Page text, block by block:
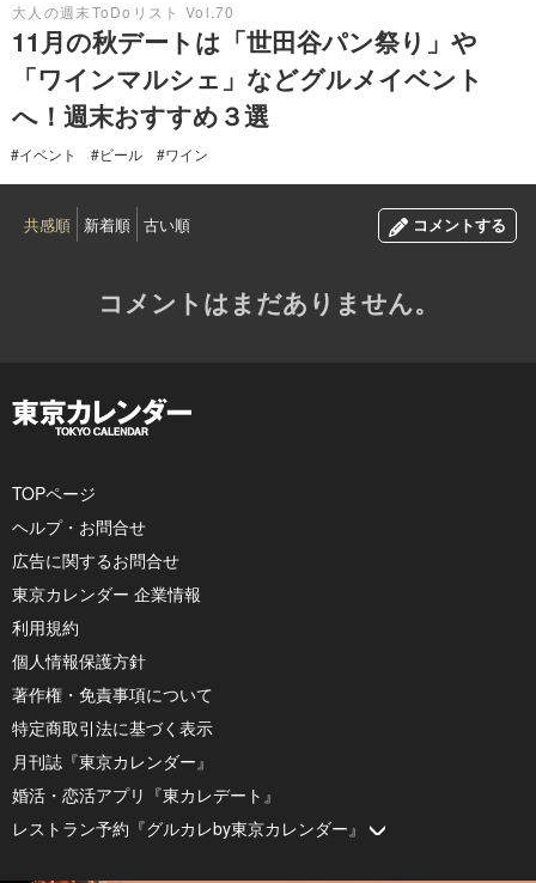
大人の週末ToDoリスト Vol.70
11月の秋デートは「世田谷パン祭り」や
「ワインマルシェ」などグルメイベント
へ！週末おすすめ３選
#イベント #ビール #ワイン
共感順 新着順 古い順 コメントする
コメントはまだありません。
TOPページ
ヘルプ・お問合せ
広告に関するお問合せ
東京カレンダー 企業情報
利用規約
個人情報保護方針
著作権・免責事項について
特定商取引法に基づく表示
月刊誌『東京カレンダー』
婚活・恋活アプリ『東カレデート』
レストラン予約『グルカレby東京カレンダー』